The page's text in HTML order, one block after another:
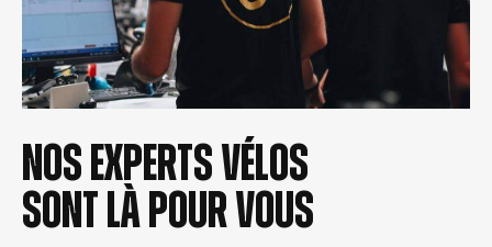
Nos experts vélos
sont là pour vous